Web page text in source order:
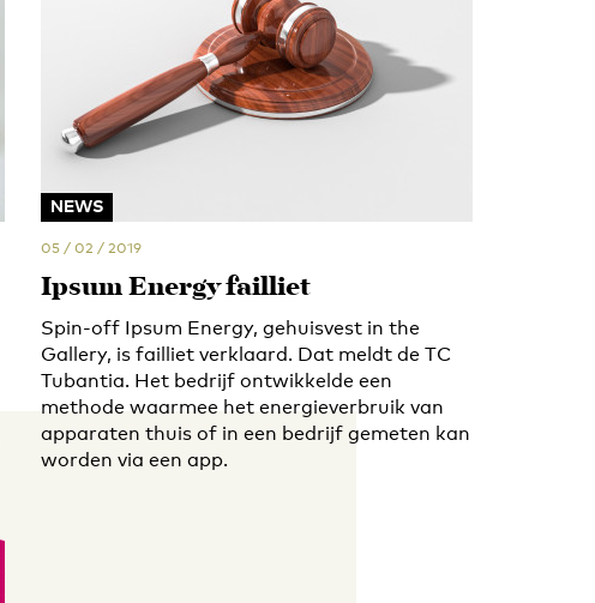
NEWS
05 / 02 / 2019
Ipsum Energy failliet
Spin-off Ipsum Energy, gehuisvest in the
Gallery, is failliet verklaard. Dat meldt de TC
Tubantia. Het bedrijf ontwikkelde een
methode waarmee het energieverbruik van
apparaten thuis of in een bedrijf gemeten kan
worden via een app.